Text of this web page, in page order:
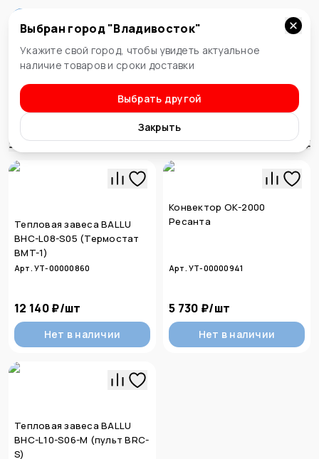
Владивосток
Выбран город "Владивосток"
Укажите свой город, чтобы увидеть актуальное
наличие товаров и сроки доставки
Выбрать другой
Закрыть
Отопительное оборудование
Обогреватели, конвекторы
Сортировка
Тепловая завеса BALLU
BHC-L08-S05 (Термостат
BMT-1)
Арт. УТ-00000860
12 140 ₽/шт
Нет в наличии
Конвектор ОК-2000
Ресанта
Арт. УТ-00000941
5 730 ₽/шт
Нет в наличии
Тепловая завеса BALLU
BHC-L10-S06-M (пульт BRC-
S)